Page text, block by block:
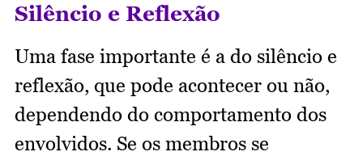
Silêncio e Reflexão
Uma fase importante é a do silêncio e
reflexão, que pode acontecer ou não,
dependendo do comportamento dos
envolvidos. Se os membros se